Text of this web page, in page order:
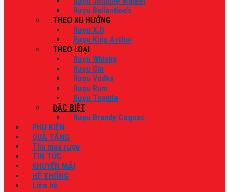
Rượu Ballantine’s
THEO XU HƯỚNG
Rượu X.O
Rượu King Arthur
THEO LOẠI
Rượu Whisky
Rượu Gin
Rượu Vodka
Rượu Rum
Rượu Tequila
ĐẶC BIỆT
Rượu Brandy Cognac
PHỤ KIỆN
QUÀ TẶNG
Thu mua rượu
TIN TỨC
KHUYẾN MÃI
HỆ THỐNG
Liên hệ